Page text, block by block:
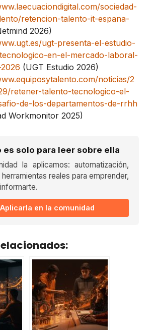
sociedad-
retencion-talento-it-espana-
2026)
ugt-presenta-el-estudio-
en-el-mercado-laboral-
(UGT Estudio 2026)
noticias/2
retener-talento-tecnologico-el-
de-los-departamentos-de-rrhh
Workmonitor 2025)
es solo para leer sobre ella
la aplicamos: automatización,
reales para emprender,
Aplicarla en la comunidad